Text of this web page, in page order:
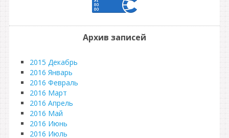
Архив записей
2015 Декабрь
2016 Январь
2016 Февраль
2016 Март
2016 Апрель
2016 Май
2016 Июнь
2016 Июль